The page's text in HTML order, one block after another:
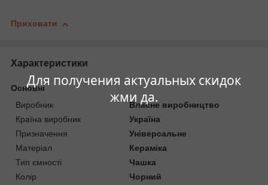
Для получения актуальных скидок
жми да.
Приховати
Характеристики
Основні
Виробник
Власне виробництво
Країна виробник
Україна
Призначення
Універсальне
Матеріал
Кераміка
Тип ємності
Чашка
Колір
Чорний